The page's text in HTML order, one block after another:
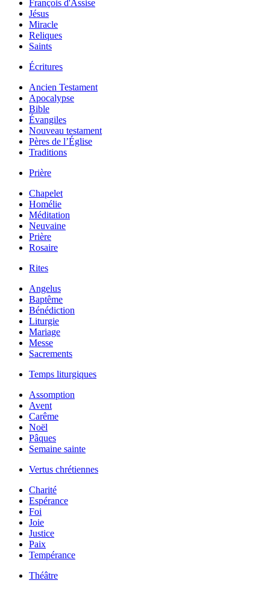
François d'Assise
Jésus
Miracle
Reliques
Saints
Écritures
Ancien Testament
Apocalypse
Bible
Évangiles
Nouveau testament
Pères de l’Église
Traditions
Prière
Chapelet
Homélie
Méditation
Neuvaine
Prière
Rosaire
Rites
Angelus
Baptême
Bénédiction
Liturgie
Mariage
Messe
Sacrements
Temps liturgiques
Assomption
Avent
Carême
Noël
Pâques
Semaine sainte
Vertus chrétiennes
Charité
Espérance
Foi
Joie
Justice
Paix
Tempérance
Théâtre